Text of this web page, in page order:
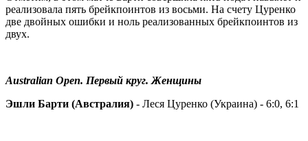
реализовала пять брейкпоинтов из восьми. На счету Цуренко
две двойных ошибки и ноль реализованных брейкпоинтов из
двух.
Australian Open. Первый круг. Женщины
Эшли Барти (Австралия) - Леся Цуренко (Украина) - 6:0, 6:1